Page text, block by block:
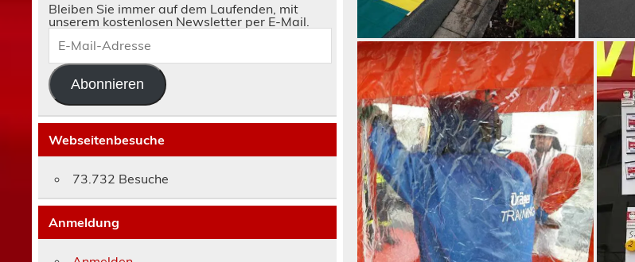
Bleiben Sie immer auf dem Laufenden, mit
unserem kostenlosen Newsletter per E-Mail.
E-
Mail-
Adresse
Abonnieren
Webseitenbesuche
73.732 Besuche
Anmeldung